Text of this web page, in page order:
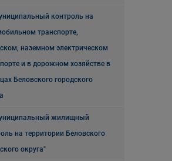
контроль на
транспорте,
наземном электрическом
и в дорожном хозяйстве в
Беловского городского
жилищный
на территории Беловского
округа"